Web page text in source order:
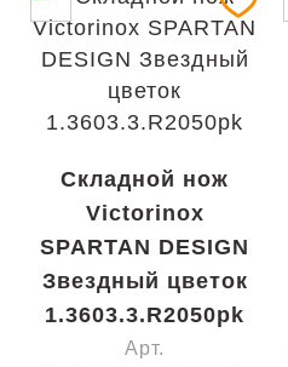
Складной нож
Victorinox
SPARTAN DESIGN
Звездный цветок
1.3603.3.R2050pk
Арт.